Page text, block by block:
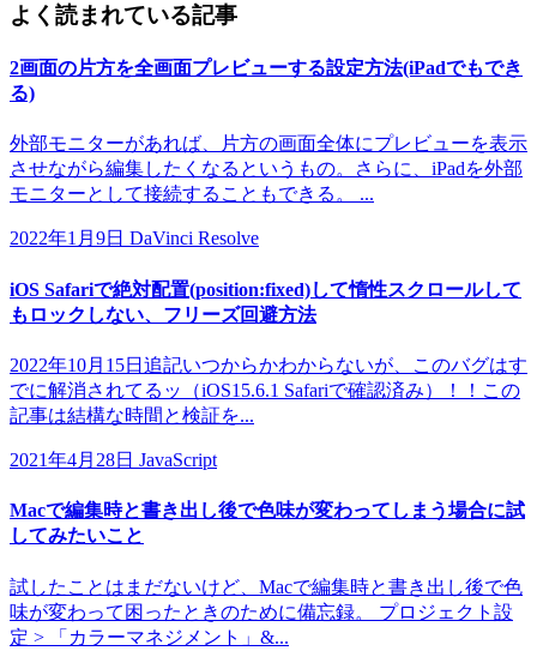
よく読まれている記事
2画面の片方を全画面プレビューする設定方法(iPadでもでき
る)
外部モニターがあれば、片方の画面全体にプレビューを表示
させながら編集したくなるというもの。さらに、iPadを外部
モニターとして接続することもできる。 ...
2022年1月9日 DaVinci Resolve
iOS Safariで絶対配置(position:fixed)して惰性スクロールして
もロックしない、フリーズ回避方法
2022年10月15日追記いつからかわからないが、このバグはす
でに解消されてるッ（iOS15.6.1 Safariで確認済み）！！この
記事は結構な時間と検証を...
2021年4月28日 JavaScript
Macで編集時と書き出し後で色味が変わってしまう場合に試
してみたいこと
試したことはまだないけど、Macで編集時と書き出し後で色
味が変わって困ったときのために備忘録。 プロジェクト設
定 > 「カラーマネジメント」&...